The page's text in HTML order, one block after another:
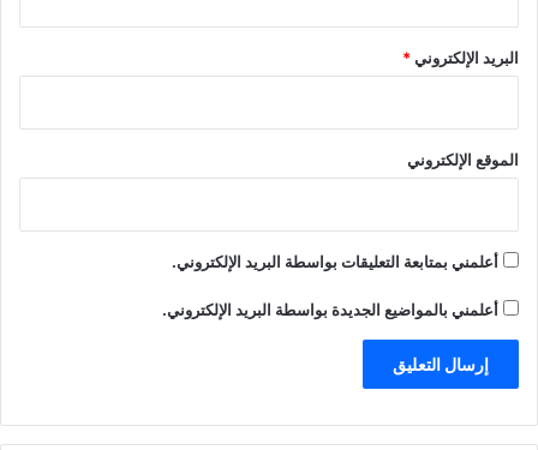
البريد الإلكتروني*
الموقع الإلكتروني
أعلمني بمتابعة التعليقات بواسطة البريد الإلكتروني.
أعلمني بالمواضيع الجديدة بواسطة البريد الإلكتروني.